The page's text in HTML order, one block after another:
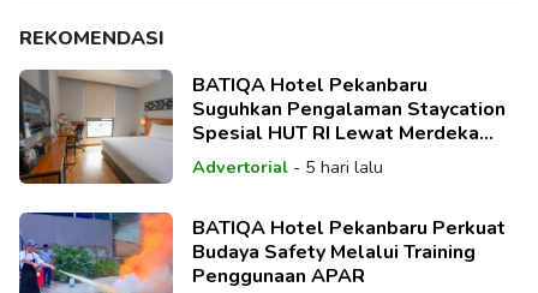
REKOMENDASI
BATIQA Hotel Pekanbaru
Suguhkan Pengalaman Staycation
Spesial HUT RI Lewat Merdeka
Deal Package
Advertorial- 5 hari lalu
BATIQA Hotel Pekanbaru Perkuat
Budaya Safety Melalui Training
Penggunaan APAR